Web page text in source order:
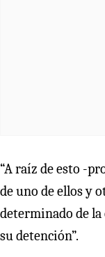
“A raíz de esto -
de uno de ellos y
determinado de la
su detención”.